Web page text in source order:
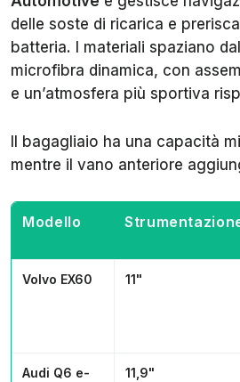
delle soste di ricarica e
batteria. I materiali spaziano
microfibra dinamica, con
e un’atmosfera più sportiva
Il bagagliaio ha una capacità
mentre il vano anteriore
Modello
Volvo EX60 11"
Audi Q6 e-
11,9"